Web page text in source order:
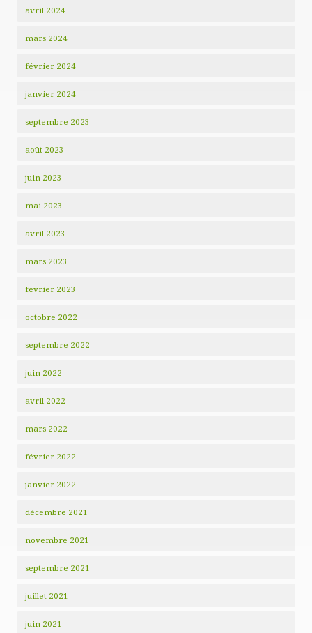
avril 2024
mars 2024
février 2024
janvier 2024
septembre 2023
août 2023
juin 2023
mai 2023
avril 2023
mars 2023
février 2023
octobre 2022
septembre 2022
juin 2022
avril 2022
mars 2022
février 2022
janvier 2022
décembre 2021
novembre 2021
septembre 2021
juillet 2021
juin 2021